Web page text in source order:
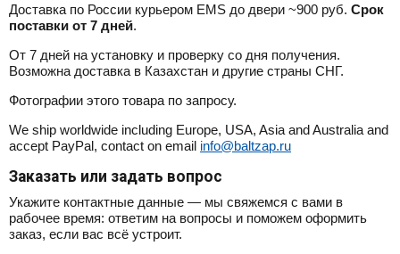
Доставка по России курьером EMS до двери ~900 руб. Срок
поставки от 7 дней.
От 7 дней на установку и проверку со дня получения.
Возможна доставка в Казахстан и другие страны СНГ.
Фотографии этого товара по запросу.
We ship worldwide including Europe, USA, Asia and Australia and
accept PayPal, contact on email info@baltzap.ru
Заказать или задать вопрос
Укажите контактные данные — мы свяжемся с вами в
рабочее время: ответим на вопросы и поможем оформить
заказ, если вас всё устроит.